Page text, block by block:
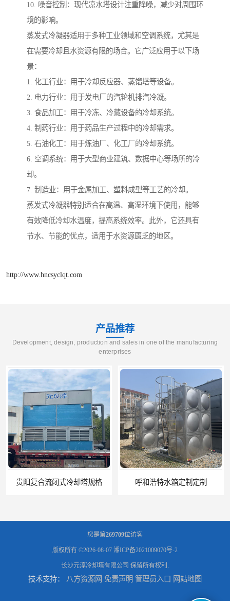
10. 噪音控制：现代凉水塔设计注重降噪，减少对周围环
境的影响。
蒸发式冷凝器适用于多种工业领域和空调系统，尤其是
在需要冷却且水资源有限的场合。它广泛应用于以下场
景：
1. 化工行业：用于冷却反应器、蒸馏塔等设备。
2. 电力行业：用于发电厂的汽轮机排汽冷凝。
3. 食品加工：用于冷冻、冷藏设备的冷却系统。
4. 制药行业：用于药品生产过程中的冷却需求。
5. 石油化工：用于炼油厂、化工厂的冷却系统。
6. 空调系统：用于大型商业建筑、数据中心等场所的冷
却。
7. 制造业：用于金属加工、塑料成型等工艺的冷却。
蒸发式冷凝器特别适合在高温、高湿环境下使用，能够
有效降低冷却水温度，提高系统效率。此外，它还具有
节水、节能的优点，适用于水资源匮乏的地区。
http://www.hncsyclqt.com
产品推荐
Development, design, production and sales in one of the manufacturing
enterprises
呼和浩特水箱定制定制 电厂冷却塔
您是第269709位访客
版权所有 ©2026-08-07 湘ICP备2021009070号-2
长沙元淳冷却塔有限公司 保留所有权利.
技术支持： 八方资源网 免责声明 管理员入口 网站地图